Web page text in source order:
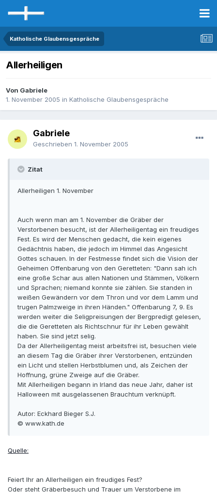
Katholische Glaubensgespräche
Allerheiligen
Von Gabriele
1. November 2005 in Katholische Glaubensgespräche
Gabriele
Geschrieben 1. November 2005
Zitat
Allerheiligen 1. November
Auch wenn man am 1. November die Gräber der
Verstorbenen besucht, ist der Allerheiligentag ein freudiges
Fest. Es wird der Menschen gedacht, die kein eigenes
Gedächtnis haben, die jedoch im Himmel das Angesicht
Gottes schauen. In der Festmesse findet sich die Vision der
Geheimen Offenbarung von den Geretteten: "Dann sah ich
eine große Schar aus allen Nationen und Stämmen, Völkern
und Sprachen; niemand konnte sie zählen. Sie standen in
weißen Gewändern vor dem Thron und vor dem Lamm und
trugen Palmzweige in ihren Händen." Offenbarung 7, 9. Es
werden weiter die Seligpreisungen der Bergpredigt gelesen,
die die Geretteten als Richtschnur für ihr Leben gewählt
haben. Sie sind jetzt selig.
Da der Allerheiligentag meist arbeitsfrei ist, besuchen viele
an diesem Tag die Gräber ihrer Verstorbenen, entzünden
ein Licht und stellen Herbstblumen und, als Zeichen der
Hoffnung, grüne Zweige auf die Gräber.
Mit Allerheiligen begann in Irland das neue Jahr, daher ist
Halloween mit ausgelassenen Brauchtum verknüpft.
Autor: Eckhard Bieger S.J.
© www.kath.de
Quelle:
Feiert Ihr an Allerheiligen ein freudiges Fest?
Oder steht Gräberbesuch und Trauer um Verstorbene im